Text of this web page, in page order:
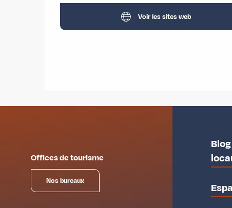
Voir les sites web
Offices de tourisme
Nos bureaux